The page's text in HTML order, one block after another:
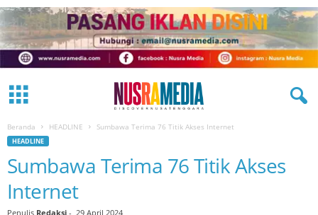
Beranda HEADLINE Sumbawa Terima 76 Titik Akses Internet
HEADLINE
Sumbawa Terima 76 Titik Akses
Internet
Penulis Redaksi - 29 April 2024